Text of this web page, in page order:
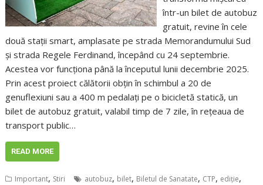
într-un bilet de autobuz
gratuit, revine în cele
două stații smart, amplasate pe strada Memorandumului Sud
și strada Regele Ferdinand, începând cu 24 septembrie.
Acestea vor funcționa până la începutul lunii decembrie 2025.
Prin acest proiect călătorii obțin în schimbul a 20 de
genuflexiuni sau a 400 m pedalați pe o bicicletă statică, un
bilet de autobuz gratuit, valabil timp de 7 zile, în rețeaua de
transport public…
READ MORE
Important, Stiri autobuz, bilet, Biletul de Sanatate, CTP, ediţie,